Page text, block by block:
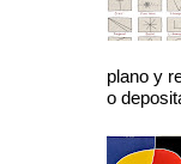
plano y
o